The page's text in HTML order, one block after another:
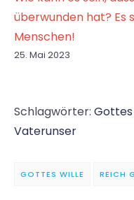
überwunden hat?
Menschen!
25. Mai 2023
Schlagwörter:
Vaterunser
GOTTES WILLE REICH